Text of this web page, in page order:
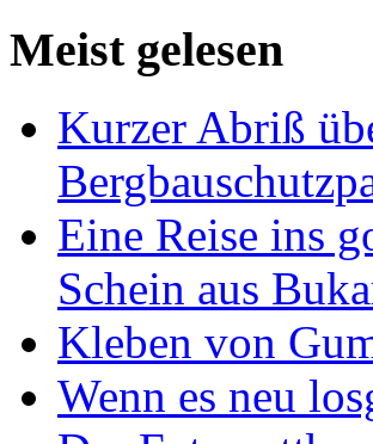
Meist gelesen
Kurzer Abriß
Eine Reise ins
Schein aus
Kleben von
Wenn es neu